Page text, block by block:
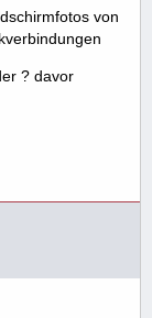
von
? davor